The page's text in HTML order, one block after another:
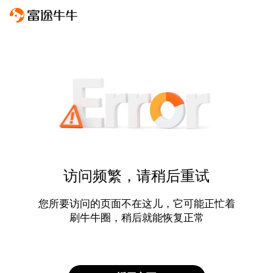
访问频繁，请稍后重试
您所要访问的页面不在这儿，它可能正忙着
刷牛牛圈，稍后就能恢复正常